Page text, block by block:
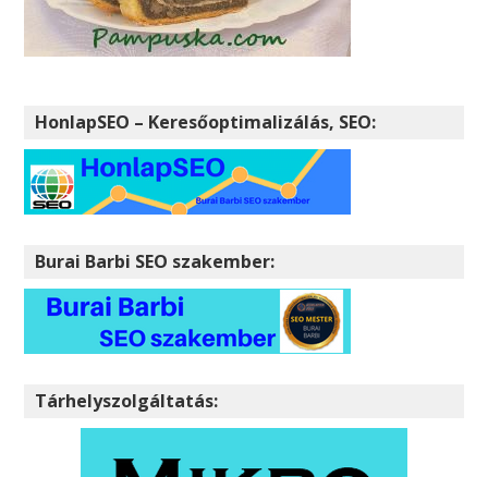
HonlapSEO – Keresőoptimalizálás, SEO:
Burai Barbi SEO szakember:
Tárhelyszolgáltatás: